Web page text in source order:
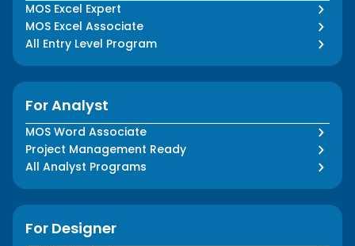
MOS Excel Expert
MOS Excel Associate
All Entry Level Program
For Analyst
MOS Word Associate
Project Management Ready
All Analyst Programs
For Designer